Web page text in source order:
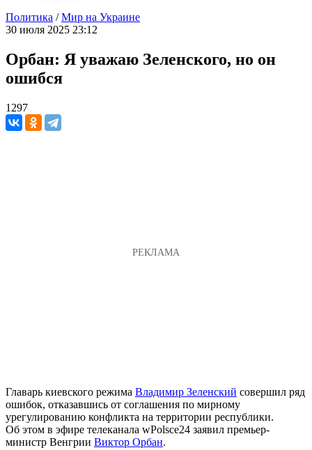
Политика /Мир на Украине
30 июля 2025 23:12
Орбан: Я уважаю Зеленского, но он
ошибся
1297
Главарь киевского режима Владимир Зеленский совершил ряд
ошибок, отказавшись от соглашения по мирному
урегулированию конфликта на территории республики.
Об этом в эфире телеканала wPolsce24 заявил премьер-
министр Венгрии Виктор Орбан.